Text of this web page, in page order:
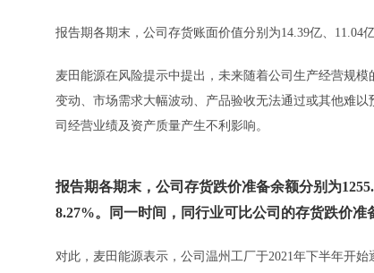
报告期各期末，公司存货账面价值分别为14.39亿、11.04
麦田能源在风险提示中提出，未来随着公司生产经营规
变动、市场需求大幅波动、产品验收无法通过或其他难
司经营业绩及资产质量产生不利影响。
报告期各期末，公司存货跌价准备余额分别为
8.27%。同一时间，同行业可比公司的存货跌价准
对此，麦田能源表示，公司温州工厂于2021年下半年开